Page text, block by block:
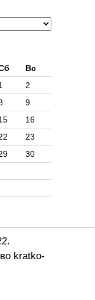
Вс
2
9
16
23
30
kratko-